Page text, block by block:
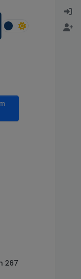
267